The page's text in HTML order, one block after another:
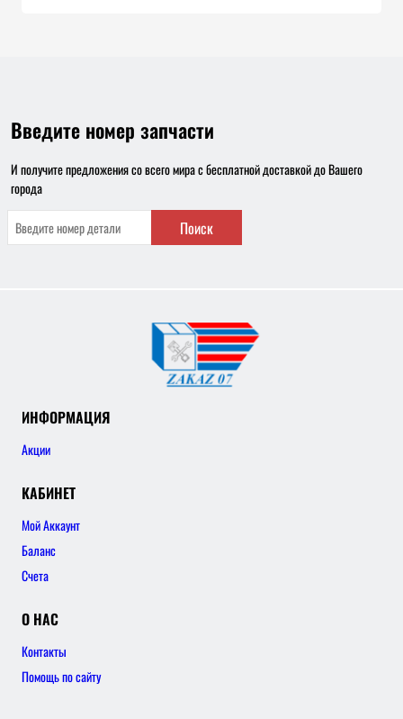
Введите номер запчасти
И получите предложения со всего мира с бесплатной доставкой до Вашего
города
Поиск
ИНФОРМАЦИЯ
Акции
КАБИНЕТ
Мой Аккаунт
Баланс
Счета
О НАС
Контакты
Помощь по сайту